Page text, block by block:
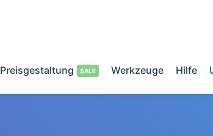
Preisgestaltung Werkzeuge Hilfe